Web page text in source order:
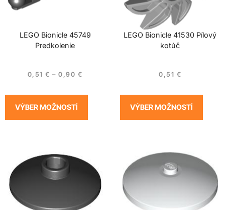
LEGO Bionicle 45749
Predkolenie
0,51€ – 0,90 €
VÝBER MOŽNOSTÍ
LEGO Bionicle 41530 Pílový
kotúč
0,51 €
VÝBER MOŽNOSTÍ